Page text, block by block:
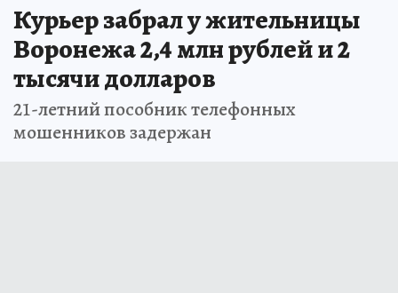
Курьер забрал у жительницы
Воронежа 2,4 млн рублей и 2
тысячи долларов
21-летний пособник телефонных
мошенников задержан